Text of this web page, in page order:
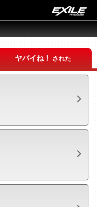
ヤバイね！ された